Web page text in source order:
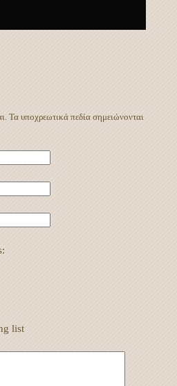
Τα υποχρεωτικά πεδία σημειώνονται
list